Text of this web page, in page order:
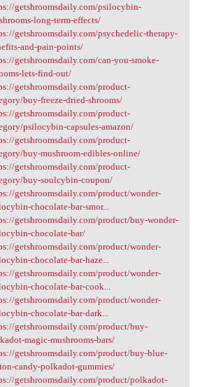
getshroomsdaily.com/psilocybin-
long-term-effects/
getshroomsdaily.com/psychedelic-therapy-
and-pain-points/
getshroomsdaily.com/can-you-smoke-
lets-find-out/
getshroomsdaily.com/product-
buy-freeze-dried-shrooms/
getshroomsdaily.com/product-
psilocybin-capsules-amazon/
getshroomsdaily.com/product-
buy-mushroom-edibles-online/
getshroomsdaily.com/product-
buy-soulcybin-coupon/
getshroomsdaily.com/product/wonder-
chocolate-bar-smor...
getshroomsdaily.com/product/buy-wonder-
chocolate-bar/
getshroomsdaily.com/product/wonder-
chocolate-bar-haze...
getshroomsdaily.com/product/wonder-
chocolate-bar-cook...
getshroomsdaily.com/product/wonder-
chocolate-bar-dark...
getshroomsdaily.com/product/buy-
magic-mushrooms-bars/
getshroomsdaily.com/product/buy-blue-
candy-polkadot-gummies/
getshroomsdaily.com/product/polkadot-